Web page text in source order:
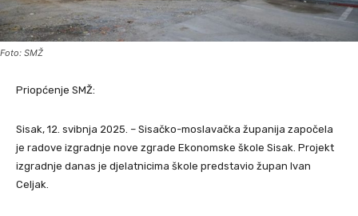
Foto: SMŽ
Priopćenje SMŽ:
Sisak, 12. svibnja 2025. – Sisačko-moslavačka županija započela
je radove izgradnje nove zgrade Ekonomske škole Sisak. Projekt
izgradnje danas je djelatnicima škole predstavio župan Ivan
Celjak.